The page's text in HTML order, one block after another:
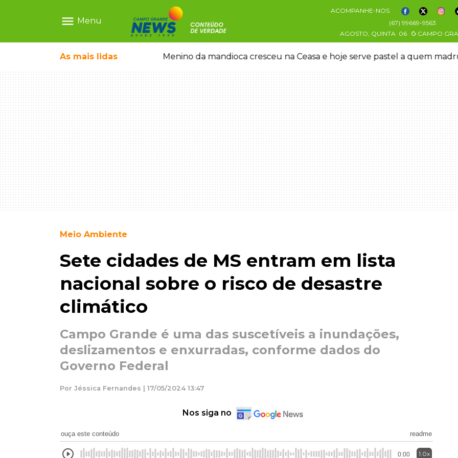
menu Menu
ACOMPANHE-NOS
(67) 99669-9563
AGOSTO, QUINTA 06 CAMPO
As mais lidas
crianças brasileiras Menino da mandioca cresceu na Ceasa e hoje serve pastel a quem
Meio Ambiente
Sete cidades de MS entram em lista
nacional sobre o risco de desastre
climático
Campo Grande é uma das suscetíveis a inundações,
deslizamentos e enxurradas, conforme dados do
Governo Federal
Por Jéssica Fernandes | 17/05/2024 13:47
Nos siga no
ouça este conteúdo readme
0:00 1.0x